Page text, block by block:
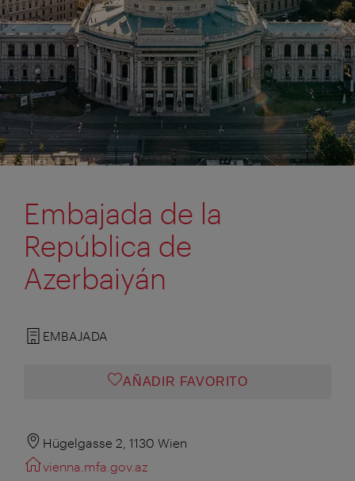
Embajada de la
República de
Azerbaiyán
EMBAJADA
AÑADIR FAVORITO
Hügelgasse 2, 1130 Wien
vienna.mfa.gov.az